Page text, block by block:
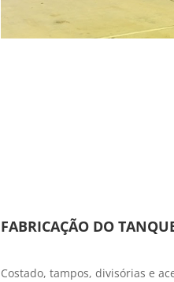
FABRICAÇÃO DO
Costado, tampos, divisórias e